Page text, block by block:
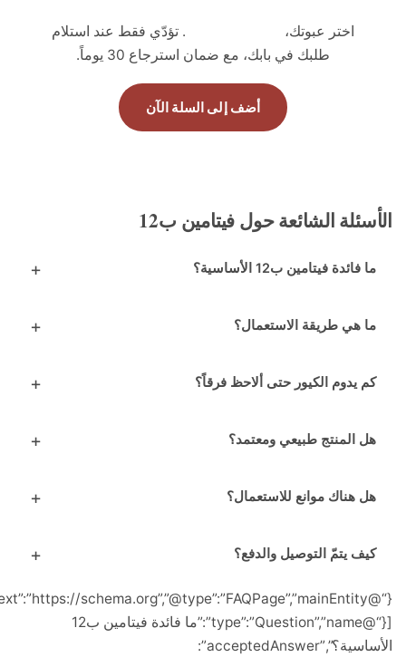
اختر عبوتك،بدون دفع مسبق
. تؤدّي فقط عند استلام
طلبك في بابك، مع ضمان استرجاع 30 يوماً.
أضف إلى السلة الآن
الشائعة حول فيتامين ب12
فيتامين ب12 الأساسية؟
هي طريقة الاستعمال؟
يدوم الكيور حتى ألاحظ فرقاً؟
المنتج طبيعي ومعتمد؟
هناك موانع للاستعمال؟
يتمّ التوصيل والدفع؟
{“@context”:”https://schema.org”,”@type”:”FAQPage”,”mainEntity”:
[{“@type”:”Question”,”name”:”ما فائدة فيتامين ب12
الأساسية؟”,”acceptedAnswer”: